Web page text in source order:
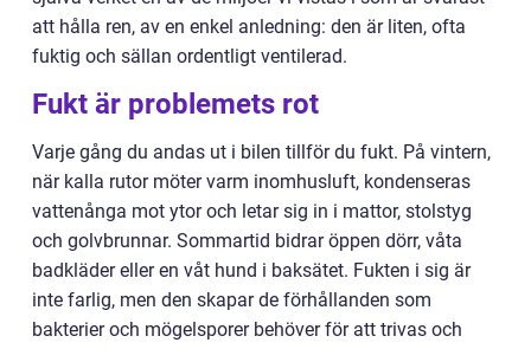
att hålla ren, av en enkel anledning: den är liten, ofta
fuktig och sällan ordentligt ventilerad.
Fukt är problemets rot
Varje gång du andas ut i bilen tillför du fukt. På vintern,
när kalla rutor möter varm inomhusluft, kondenseras
vattenånga mot ytor och letar sig in i mattor, stolstyg
och golvbrunnar. Sommartid bidrar öppen dörr, våta
badkläder eller en våt hund i baksätet. Fukten i sig är
inte farlig, men den skapar de förhållanden som
bakterier och mögelsporer behöver för att trivas och